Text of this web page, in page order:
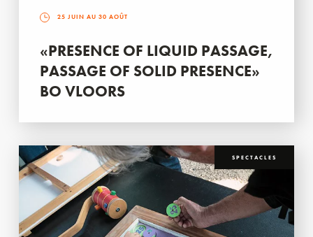
25 JUIN AU 30 AOÛT
«PRESENCE OF LIQUID PASSAGE,
PASSAGE OF SOLID PRESENCE»
BO VLOORS
SPECTACLES